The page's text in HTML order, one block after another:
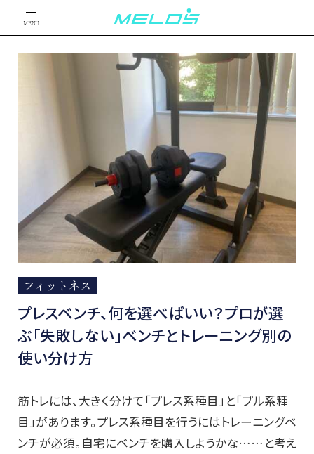
MENU
フィットネス
プレスベンチ、何を選べばいい？プロが選
ぶ「失敗しない」ベンチとトレーニング別の
使い分け方
筋トレには、大きく分けて「プレス系種目」と「プル系種
目」があります。プレス系種目を行うにはトレーニングベ
ンチが必須。自宅にベンチを購入しようかな……と考え